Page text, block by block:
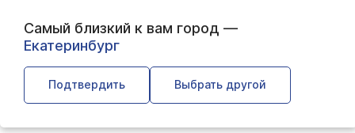
Самый близкий к вам город —
Екатеринбург
Подтвердить Выбрать другой